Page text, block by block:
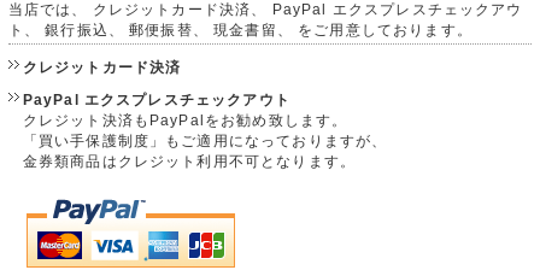
当店では、 クレジットカード決済、 PayPal エクスプレスチェックアウ
ト、 銀行振込、 郵便振替、 現金書留、 をご用意しております。
クレジットカード決済
PayPal エクスプレスチェックアウト
クレジット決済もPayPalをお勧め致します。
「買い手保護制度」もご適用になっておりますが、
金券類商品はクレジット利用不可となります。